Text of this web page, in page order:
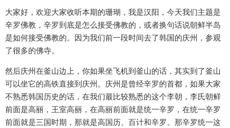
大家好，欢迎大家收听本期的珊瑚，我是汉阳，今天我们主题是
辛罗佛教，辛罗到底是怎么接受佛教的，或者换句话说朝鲜半岛
是如何接受佛教的。因为我们前一段时间去了韩国的庆州，参观
了很多的佛寺。
然后庆州在釜山边上，你如果坐飞机到釜山的话，其实到了釜山
可以坐它的高铁直接到庆州。庆州是曾经辛罗的首都，如果大家
不熟悉韩国历史的话，在我们最比较熟悉的这个李朝，李氏朝鲜
前面是高丽，王室高丽，在高丽前面就是统一辛罗，在统一辛罗
前面就是三国时期，那就是高国历、百计和辛罗。那辛罗统一这